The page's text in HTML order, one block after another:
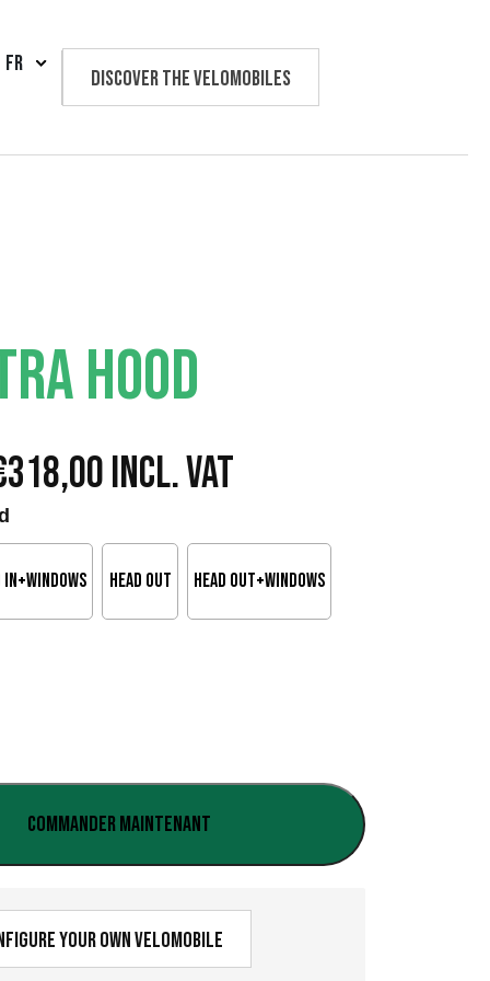
FR
Discover the velomobiles
HOOD
318,00P
a
g
p
r
i
x
Incl. VAT
in+windows Head out Head out+windows
Commander maintenant
your own velomobile